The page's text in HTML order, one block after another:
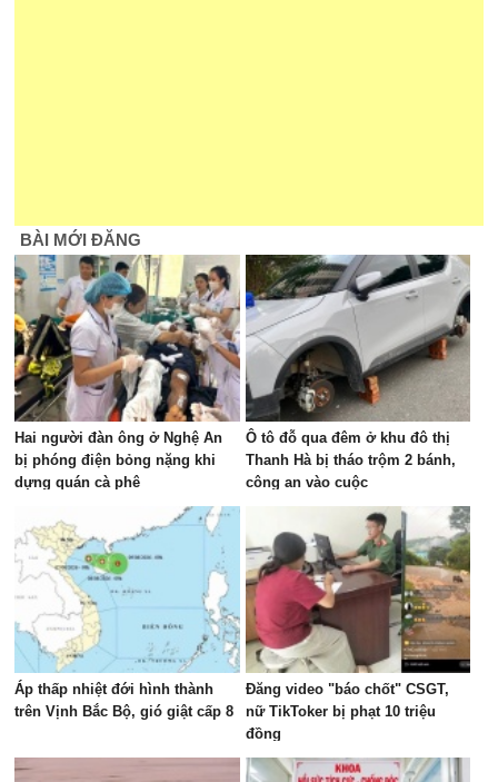
BÀI MỚI ĐĂNG
Hai người đàn ông ở Nghệ An
bị phóng điện bỏng nặng khi
dựng quán cà phê
Ô tô đỗ qua đêm ở khu đô thị
Thanh Hà bị tháo trộm 2 bánh,
công an vào cuộc
Áp thấp nhiệt đới hình thành
trên Vịnh Bắc Bộ, gió giật cấp 8
Đăng video "báo chốt" CSGT,
nữ TikToker bị phạt 10 triệu
đồng